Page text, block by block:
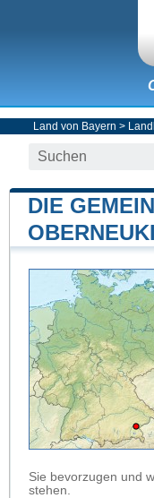
Land von Bayern >
DIE
Sie bevorzugen und
stehen.